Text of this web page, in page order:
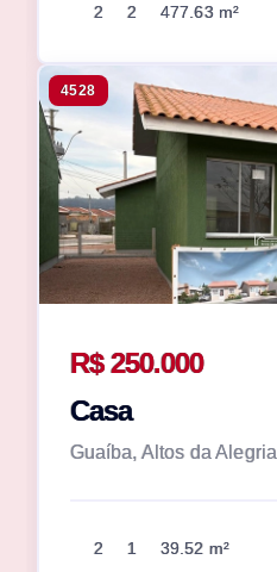
2 2 477.63 m²
4528
R$ 250.000
Casa
Guaíba, Altos da Alegria
2 1 39.52 m²